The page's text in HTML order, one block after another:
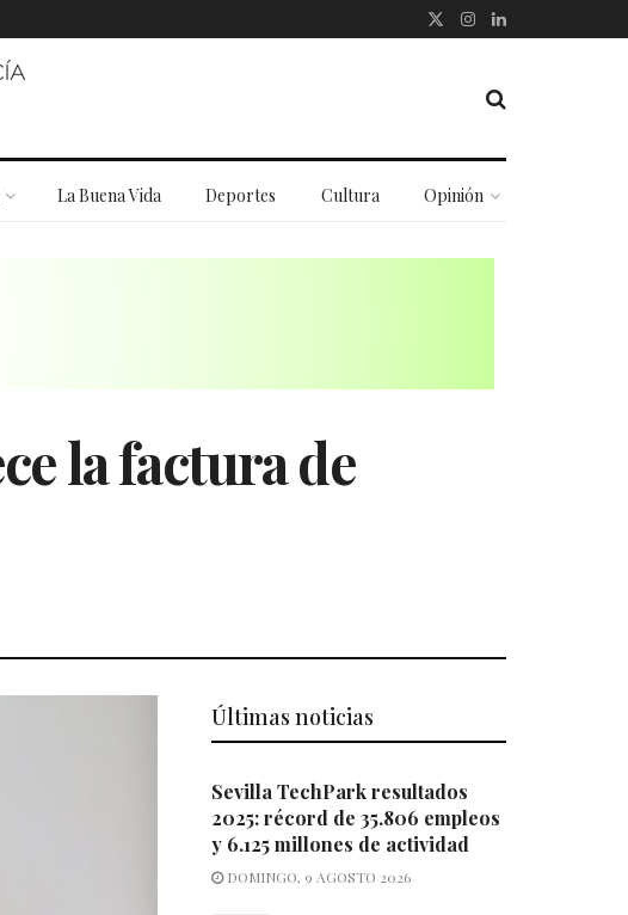
La Buena Vida Deportes Cultura Opinión
la factura de
Últimas noticias
Sevilla TechPark resultados
2025: récord de 35.806 empleos
y 6.125 millones de actividad
DOMINGO, 9 AGOSTO 2026